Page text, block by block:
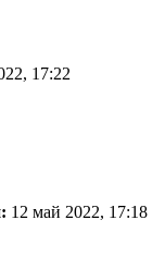
17:22
12 май 2022, 17:18